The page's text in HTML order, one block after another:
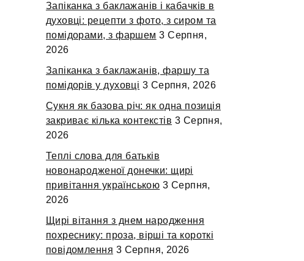
Запіканка з баклажанів і кабачків в
духовці: рецепти з фото, з сиром та
помідорами, з фаршем 3 Серпня,
2026
Запіканка з баклажанів, фаршу та
помідорів у духовці 3 Серпня, 2026
Сукня як базова річ: як одна позиція
закриває кілька контекстів 3 Серпня,
2026
Теплі слова для батьків
новонародженої донечки: щирі
привітання українською 3 Серпня,
2026
Щирі вітання з днем народження
похреснику: проза, вірші та короткі
повідомлення 3 Серпня, 2026